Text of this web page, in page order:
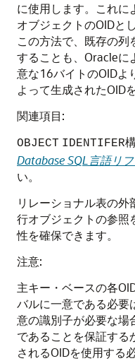
に使用します。これに
オブジェクトのOIDと
この方法で、既存の列
することも、Oracleに
意な16バイトのOIDよ
よって生成されたOID
関連項目:
OBJECT IDENTIFER
Database SQL言語リフ
い。
リレーショナル表の
行オブジェクトの参照
性を確保できます。
注意:
主キー・ベースの各
バルに一意である必要
意の識別子が必要な場
であることを保証する
されるOIDを使用する